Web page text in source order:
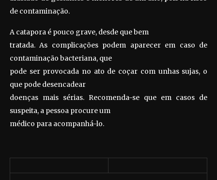
de contaminação.
A catapora é pouco grave, desde que bem
tratada. As complicações podem aparecer em caso de
contaminação bacteriana, que
pode ser provocada no ato de coçar com unhas sujas, o
que pode desencadear
doenças mais sérias. Recomenda-se que em casos de
suspeita, a pessoa procure um
médico para acompanhá-lo.